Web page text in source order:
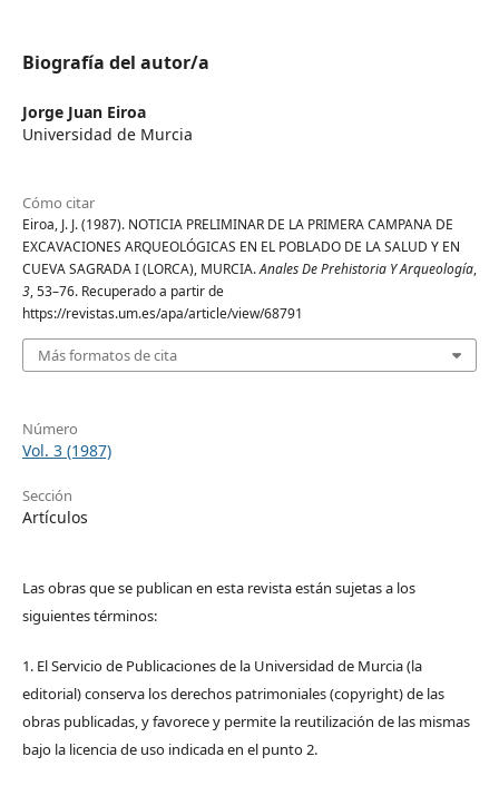
Biografía del autor/a
Jorge Juan Eiroa
Universidad de Murcia
Cómo citar
Eiroa, J. J. (1987). NOTICIA PRELIMINAR DE LA PRIMERA CAMPANA DE
EXCAVACIONES ARQUEOLÓGICAS EN EL POBLADO DE LA SALUD Y EN
CUEVA SAGRADA I (LORCA), MURCIA.Anales De Prehistoria Y Arqueología,
3, 53–76. Recuperado a partir de
https://revistas.um.es/apa/article/view/68791
Más formatos de cita
Número
Vol. 3 (1987)
Sección
Artículos
Las obras que se publican en esta revista están sujetas a los
siguientes términos:
1. El Servicio de Publicaciones de la Universidad de Murcia (la
editorial) conserva los derechos patrimoniales (copyright) de las
obras publicadas, y favorece y permite la reutilización de las mismas
bajo la licencia de uso indicada en el punto 2.